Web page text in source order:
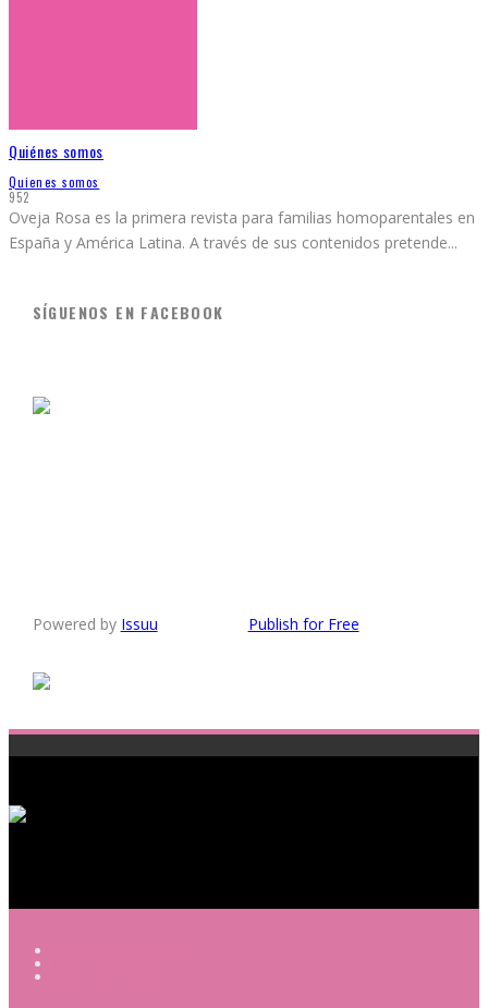
Quiénes somos
Quienes somos
952
Oveja Rosa es la primera revista para familias homoparentales en
España y América Latina. A través de sus contenidos pretende...
SÍGUENOS EN FACEBOOK
Powered by Issuu Publish for Free